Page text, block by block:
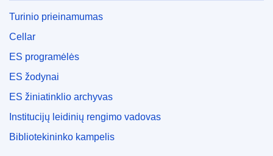
Turinio prieinamumas
Cellar
ES programėlės
ES žodynai
ES žiniatinklio archyvas
Institucijų leidinių rengimo vadovas
Bibliotekininko kampelis